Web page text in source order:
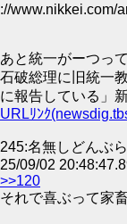
://www.nikkei.com/
あと統一がーつっ
石破総理に旧統一
に報告している」
URLﾘﾝｸ
245:名無しどんぶ
25/09/02
>>120
それで喜ぶって家